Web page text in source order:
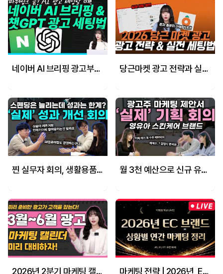
네이버 AI 브리핑 광고부터 오픈 AI 매니저 대시보드 활용 가이드까지! 당근마켓 광고 전략과 실전 세팅 방법! 300% 활용 하는 실전 팁!
찐 실무자 회의, 생활용품 업종 개선하는 전략 엿보기ㅣ네이버 SA 키워드 확장부터 B2B우회 팁까지! 월 3천 예산으로 신규 유입부터 전환까지! 영유아 화장품 퍼포먼스 마케팅 구조 설계 & KPI·매체 세팅 전략 총정리
2026년 2분기 마케팅 캘린더 총정리! 3월~6월 시즌 이슈와 광고 소재 전략과 룩업 포인트를 모두 확인하고 미리 광고 세팅하세요! 마케팅 전략 | 2026년, EC 브랜드 상황별 연간 마케팅 전략 한 번에 정리 - 1월 7일 마케팅 학교 라이브!